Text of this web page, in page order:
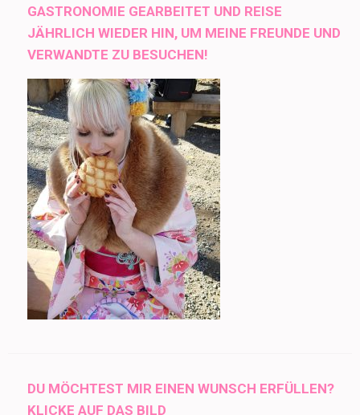
GASTRONOMIE GEARBEITET UND REISE
JÄHRLICH WIEDER HIN, UM MEINE FREUNDE UND
VERWANDTE ZU BESUCHEN!
DU MÖCHTEST MIR EINEN WUNSCH ERFÜLLEN?
KLICKE AUF DAS BILD